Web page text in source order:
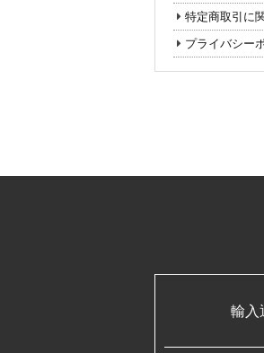
特定商取引に
プライバシー
輸入